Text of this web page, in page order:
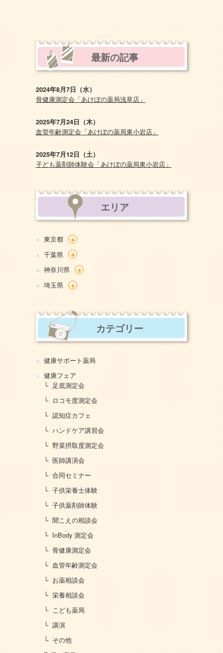
最新の記事
2024年8月7日（水）
骨健康測定会「あけぼの薬局浅草店」
2025年7月24日（木）
血管年齢測定会「あけぼの薬局東小岩店」
2025年7月12日（土）
子ども薬剤師体験会「あけぼの薬局東小岩店」
エリア
東京都 +
千葉県 +
神奈川県 +
埼玉県 +
カテゴリー
健康サポート薬局
健康フェア
足底測定会
ロコモ度測定会
認知症カフェ
ハンドケア講習会
野菜摂取度測定会
医師講演会
合同セミナー
子供栄養士体験
子供薬剤師体験
聞こえの相談会
InBody 測定会
骨健康測定会
血管年齢測定会
お薬相談会
栄養相談会
こども薬局
講演
その他